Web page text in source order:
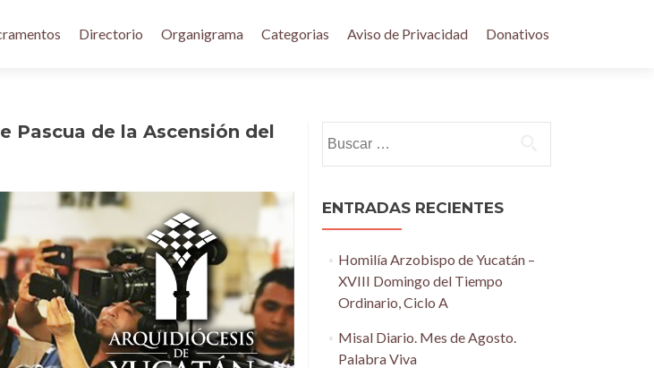
Directorio Organigrama Categorias Aviso de Privacidad Donativos
Pascua de la Ascensión del
ENTRADAS RECIENTES
Homilía Arzobispo de Yucatán –
XVIII Domingo del Tiempo
Ordinario, Ciclo A
Misal Diario. Mes de Agosto.
Palabra Viva